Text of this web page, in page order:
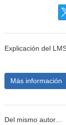
Explicación del
Más información
Del mismo autor…